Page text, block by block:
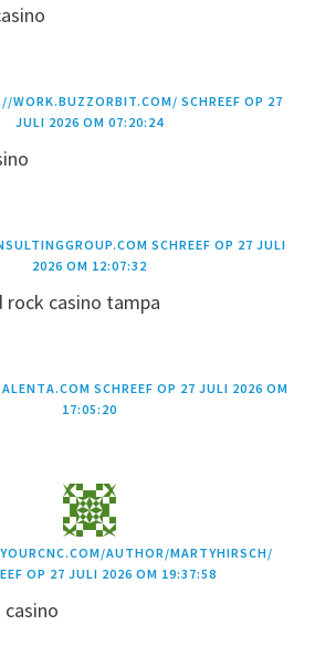
WORK.BUZZORBIT.COM/ SCHREEF OP 27
JULI 2026 OM 07:20:24
SCHREEF OP 27 JULI
2026 OM 12:07:32
rock casino tampa
SCHREEF OP 27 JULI 2026 OM
17:05:20
AUTHOR/MARTYHIRSCH/
OP 27 JULI 2026 OM 19:37:58